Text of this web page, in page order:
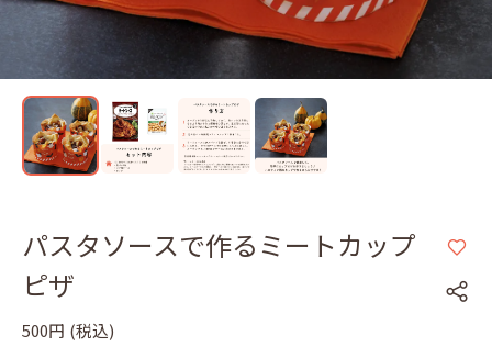
パスタソースで作るミートカップ
ピザ
500円 (税込)